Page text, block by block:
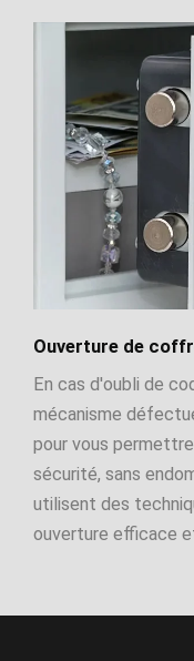
Ouverture de
En cas d'oubli de
mécanisme
pour vous
sécurité, sans
utilisent des
ouverture efficace